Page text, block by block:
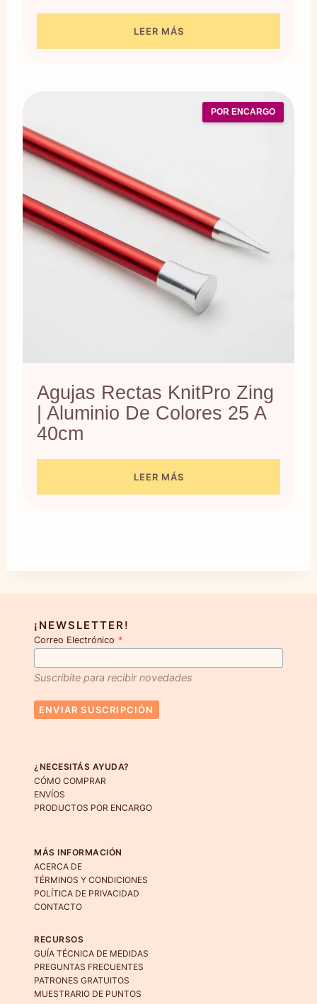
LEER MÁS
POR ENCARGO
Agujas Rectas KnitPro Zing
| Aluminio De Colores 25 A
40cm
LEER MÁS
¡NEWSLETTER!
Correo Electrónico *
Suscribite para recibir novedades
ENVIAR SUSCRIPCIÓN
¿NECESITÁS AYUDA?
CÓMO COMPRAR
ENVÍOS
PRODUCTOS POR ENCARGO
MÁS INFORMACIÓN
ACERCA DE
TÉRMINOS Y CONDICIONES
POLÍTICA DE PRIVACIDAD
CONTACTO
RECURSOS
GUÍA TÉCNICA DE MEDIDAS
PREGUNTAS FRECUENTES
PATRONES GRATUITOS
MUESTRARIO DE PUNTOS